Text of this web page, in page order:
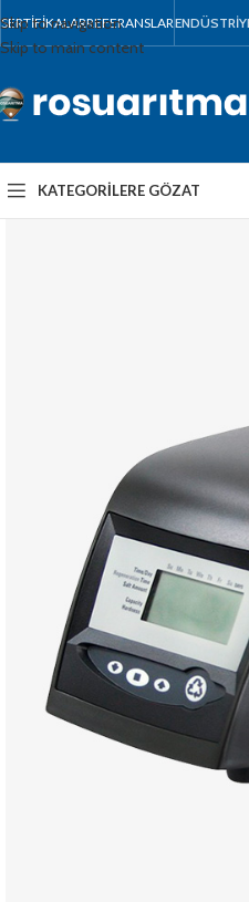
Skip to navigation
Skip to main content
SERTIFIKALARREFERANSLAR
KATEGORILERE GÖZAT